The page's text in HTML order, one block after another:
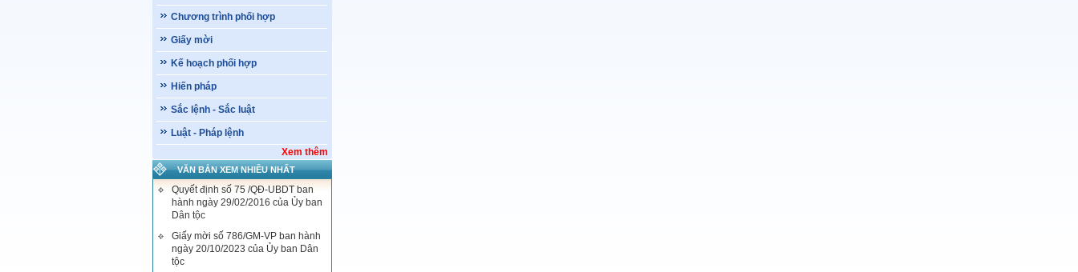
Chương trình phối hợp
Giấy mời
Kế hoạch phối hợp
Hiến pháp
Sắc lệnh - Sắc luật
Luật - Pháp lệnh
Xem thêm
VĂN BẢN XEM NHIỀU NHẤT
Quyết định số 75 /QĐ-UBDT ban
hành ngày 29/02/2016 của Ủy ban
Dân tộc
Giấy mời số 786/GM-VP ban hành
ngày 20/10/2023 của Ủy ban Dân
tộc